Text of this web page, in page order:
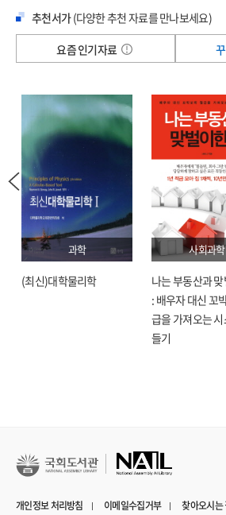
추천서가(다양한 추천 자료를 만나보세요)
요즘 인기자료
과학
(최신)대학물리학
사회과학
나는 부동산과
: 배우자 대신 꼬
급을 가져오는
들기
개인정보 처리방침 이메일수집거부 찾아오시는